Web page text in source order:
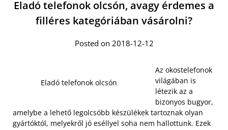
Eladó telefonok olcsón, avagy érdemes a
filléres kategóriában vásárolni?
Posted on 2018-12-12
Eladó telefonok olcsón
Az okostelefonok
világában is
létezik az a
bizonyos bugyor,
amelybe a lehető legolcsóbb készülékek tartoznak olyan
gyártóktól, melyekről jó eséllyel soha nem hallottunk. Ezek